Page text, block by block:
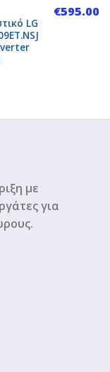
LG
€595.00
με
για